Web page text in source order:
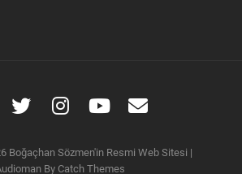
TwitterInstagram
YouTube
E-
Boğaçhan Sözmen'in Resmi Web Sitesi |
By Catch Themes